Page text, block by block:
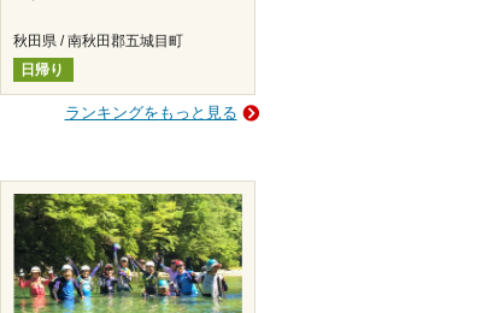
秋田県 / 南秋田郡五城目町
日帰り
ランキングをもっと見る